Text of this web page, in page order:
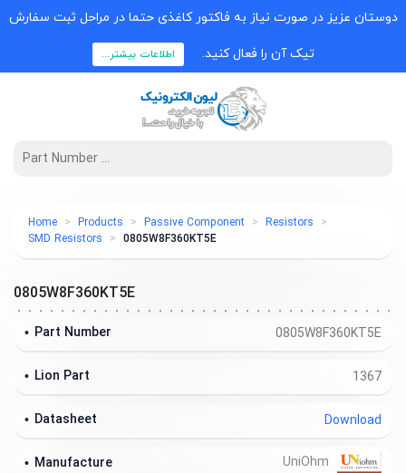
دوستان عزیز در صورت نیاز به فاکتور کاغذی حتما در مراحل ثبت سفارش
تیک آن را فعال کنید. اطلاعات بیشتر...
Home Products Passive Component
Resistors
SMD Resistors
0805W8F360KT5E
0805W8F360KT5E
0805W8F360KT5E
Part Number
1367
Lion Part
Download
Datasheet
Manufacture